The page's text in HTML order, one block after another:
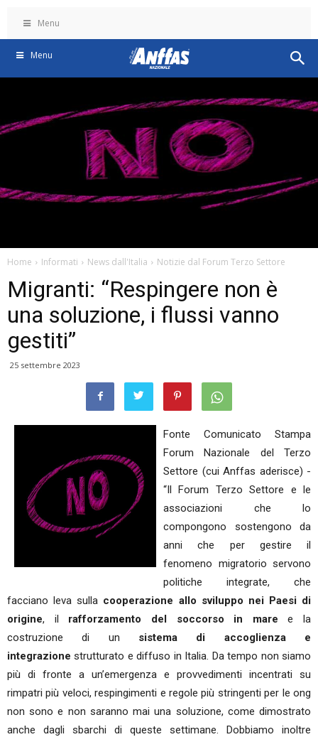
Menu
Menu
Home Informati News dall'Italia Notizie dal Forum Terzo Settore
Migranti: “Respingere non è
una soluzione, i flussi vanno
gestiti”
25 settembre 2023
Fonte Comunicato Stampa
Forum Nazionale del Terzo
Settore (cui Anffas aderisce) -
“Il Forum Terzo Settore e le
associazioni che lo
compongono sostengono da
anni che per gestire il
fenomeno migratorio servono
politiche integrate, che
facciano leva sulla cooperazione allo sviluppo nei Paesi di
origine, il rafforzamento del soccorso in mare e la
costruzione di un sistema di accoglienza e
integrazione strutturato e diffuso in Italia. Da tempo non siamo
più di fronte a un’emergenza e provvedimenti incentrati su
rimpatri più veloci, respingimenti e regole più stringenti per le ong
non sono e non saranno mai una soluzione, come dimostrato
anche dagli sbarchi di queste settimane. Dobbiamo inoltre